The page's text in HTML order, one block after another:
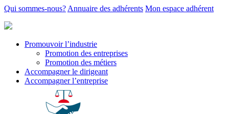
Qui sommes-nous? Annuaire des adhérents Mon espace adhérent
Promouvoir l’industrie
Promotion des entreprises
Promotion des métiers
Accompagner le dirigeant
Accompagner l’entreprise